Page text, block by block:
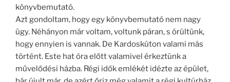
könyvbemutató.
Azt gondoltam, hogy egy könyvbemutató nem nagy
ügy. Néhányon már voltam, voltunk páran, s örültünk,
hogy ennyien is vannak. De Kardoskúton valami más
történt. Este hat óra előtt valamivel érkeztünk a
művelődési házba. Régi idők emlékét idézte az épület,